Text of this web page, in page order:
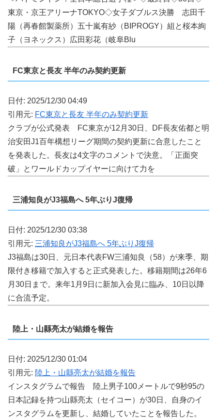
東京・京王アリーナTOKYO◇女子ダブルス決勝 志田千
陽（再春館製薬所）五十嵐有紗（BIPROGY）組と桜本絢
子（ヨネックス）広田彩花（岐阜Blu
FC東京と長友 半年のみ契約更新
日付: 2025/12/30 04:49
引用元: FC東京と長友 半年のみ契約更新
クラブが公式発表 FC東京が12月30日、DF長友佑都と明
治安田J1百年構想リーグ期間の契約更新に合意したこと
を発表した。長友は4文字のコメントで決意。「正面突
破」とワールドカップイヤーに向けて力を
三浦知良がJ3福島へ 5年ぶりJ復帰
日付: 2025/12/30 03:38
引用元: 三浦知良がJ3福島へ 5年ぶりJ復帰
J3福島は30日、元日本代表FW三浦知良（58）が来季、期
限付き移籍で加入すると正式発表した。移籍期間は26年6
月30日まで。来年1月9日に新加入会見に臨み、10日以降
に合流予定。
陸上・山縣亮太が結婚を報告
日付: 2025/12/30 01:04
引用元: 陸上・山縣亮太が結婚を報告
インスタグラムで報告 陸上男子100メートルで9秒95の
日本記録を持つ山縣亮太（セイコー）が30日、自身のイ
ンスタグラムを更新し、結婚していたことを報告した。